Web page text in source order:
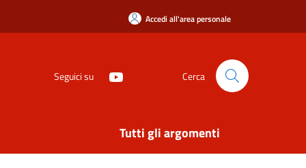
Accedi all'area personale
Seguici su Cerca
Tutti gli argomenti